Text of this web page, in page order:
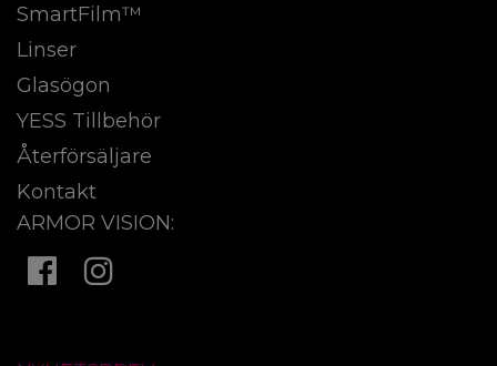
SmartFilm™
Linser
Glasögon
YESS Tillbehör
Återförsäljare
Kontakt
ARMOR VISION: